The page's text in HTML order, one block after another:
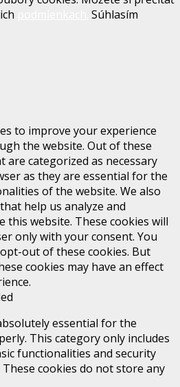
Súhlasím
to improve your experience
the website. Out of these
are categorized as necessary
as they are essential for the
of the website. We also
help us analyze and
this website. These cookies will
only with your consent. You
out of these cookies. But
cookies may have an effect
essential for the
This category only includes
functionalities and security
cookies do not store any